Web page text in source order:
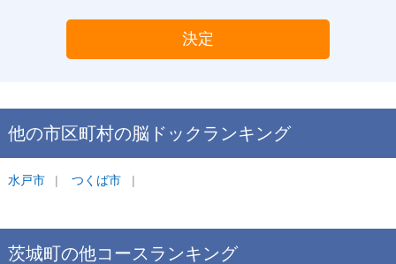
決定
他の市区町村の脳ドック ランキング
水戸市 つくば市
茨城町の他コースランキング